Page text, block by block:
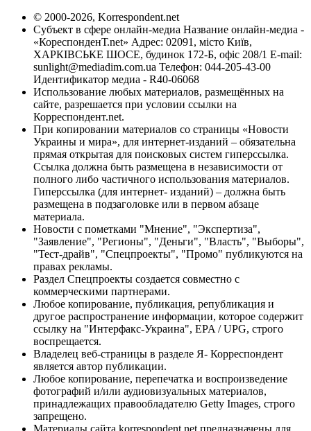
© 2000-2026, Korrespondent.net
Субъект в сфере онлайн-медиа Название онлайн-медиа -
«КореспонденТ.net» Адрес: 02091, місто Київ,
ХАРКІВСЬКЕ ШОСЕ, будинок 172-Б, офіс 208/1 E-mail:
sunlight@mediadim.com.ua Телефон: 044-205-43-00
Идентификатор медиа - R40-06068
Использование любых материалов, размещённых на
сайте, разрешается при условии ссылки на
Корреспондент.net.
При копировании материалов со страницы «Новости
Украины и мира», для интернет-изданий – обязательна
прямая открытая для поисковых систем гиперссылка.
Ссылка должна быть размещена в независимости от
полного либо частичного использования материалов.
Гиперссылка (для интернет- изданий) – должна быть
размещена в подзаголовке или в первом абзаце
материала.
Новости с пометками "Мнение", "Экспертиза",
"Заявление", "Регионы", "Деньги", "Власть", "Выборы",
"Тест-драйв", "Спецпроекты", "Промо" публикуются на
правах рекламы.
Раздел Спецпроекты создается совместно с
коммерческими партнерами.
Любое копирование, публикация, републикация и
другое распространение информации, которое содержит
ссылку на "Интерфакс-Украина", EPA / UPG, строго
воспрещается.
Владелец веб-страницы в разделе Я- Корреспондент
является автор публикации.
Любое копирование, перепечатка и воспроизведение
фотографий и/или аудиовизуальных материалов,
принадлежащих правообладателю Getty Images, строго
запрещено.
Материалы сайта korrespondent.net предназначены для